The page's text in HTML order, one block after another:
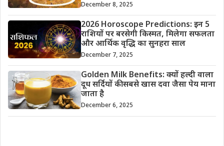
December 8, 2025
2026 Horoscope Predictions: इन 5
राशियों पर बरसेगी किस्मत, मिलेगा सफलता
और आर्थिक वृद्धि का सुनहरा साल
December 7, 2025
Golden Milk Benefits: क्यों हल्दी वाला
दूध सर्दियों की सबसे खास दवा जैसा पेय माना
जाता है
December 6, 2025